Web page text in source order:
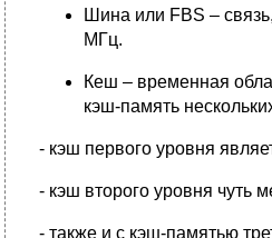
Шина или FBS –
МГц.
Кеш – временная
кэш-память
- кэш первого уровня
- кэш второго уровня чуть
- также и с кэш-памятью